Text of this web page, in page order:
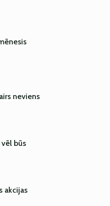
neviens
būs
akcijas